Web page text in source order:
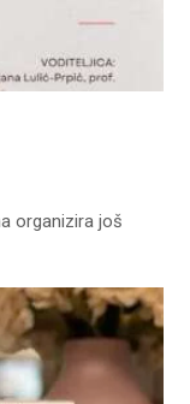
organizira još